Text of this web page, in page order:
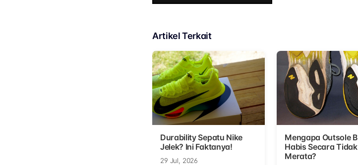
Artikel Terkait
Durability Sepatu Nike
Jelek? Ini Faktanya!
29 Jul, 2026
Mengapa Outsole
Habis Secara Tidak
Merata?